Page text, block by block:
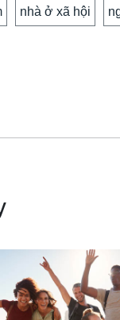
nhà ở xã hội